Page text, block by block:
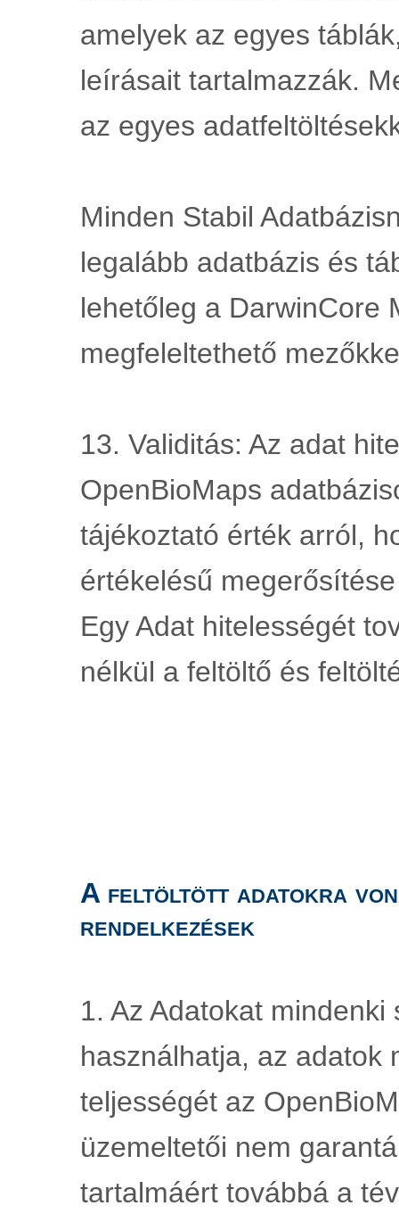
amelyek az egyes
leírásait tartalmazzák.
az egyes
Minden Stabil
legalább adatbázis és
lehetőleg a DarwinCore
megfeleltethető
13. Validitás: Az adat
OpenBioMaps
tájékoztató érték arról,
értékelésű
Egy Adat hitelességét
nélkül a feltöltő és
A feltöltött adatokra
rendelkezések
1. Az Adatokat
használhatja, az adatok
teljességét az
üzemeltetői nem
tartalmáért továbbá a